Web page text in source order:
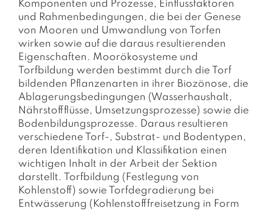
Komponenten und Prozesse, Einflussfaktoren
und Rahmenbedingungen, die bei der Genese
von Mooren und Umwandlung von Torfen
wirken sowie auf die daraus resultierenden
Eigenschaften. Moorökosysteme und
Torfbildung werden bestimmt durch die Torf
bildenden Pflanzenarten in ihrer Biozönose, die
Ablagerungsbedingungen (Wasserhaushalt,
Nährstoffflüsse, Umsetzungsprozesse) sowie die
Bodenbildungsprozesse. Daraus resultieren
verschiedene Torf-, Substrat- und Bodentypen,
deren Identifikation und Klassifikation einen
wichtigen Inhalt in der Arbeit der Sektion
darstellt. Torfbildung (Festlegung von
Kohlenstoff) sowie Torfdegradierung bei
Entwässerung (Kohlenstofffreisetzung in Form